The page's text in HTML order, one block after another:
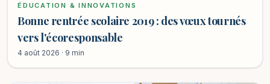
ÉDUCATION & INNOVATIONS
Bonne rentrée scolaire 2019 : des vœux tournés
vers l'écoresponsable
4 août 2026 · 9 min